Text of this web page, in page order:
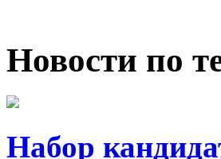
Новости по
Набор